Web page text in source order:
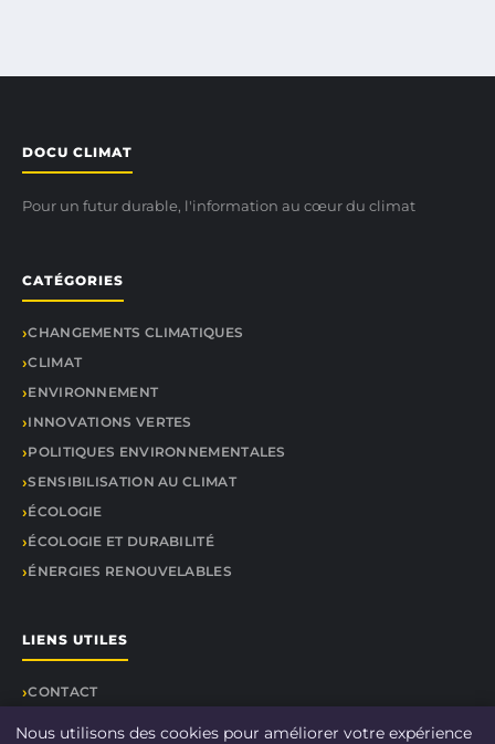
DOCU CLIMAT
Pour un futur durable, l'information au cœur du climat
CATÉGORIES
CHANGEMENTS CLIMATIQUES
CLIMAT
ENVIRONNEMENT
INNOVATIONS VERTES
POLITIQUES ENVIRONNEMENTALES
SENSIBILISATION AU CLIMAT
ÉCOLOGIE
ÉCOLOGIE ET DURABILITÉ
ÉNERGIES RENOUVELABLES
LIENS UTILES
CONTACT
Nous utilisons des cookies pour améliorer votre expérience